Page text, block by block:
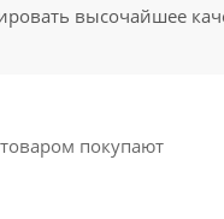
высочайшее
покупают